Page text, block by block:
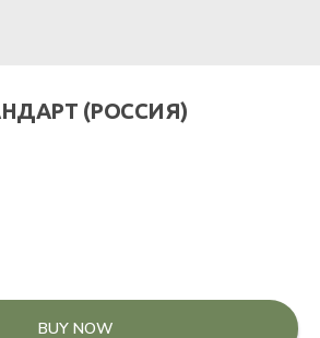
(РОССИЯ)
BUY NOW